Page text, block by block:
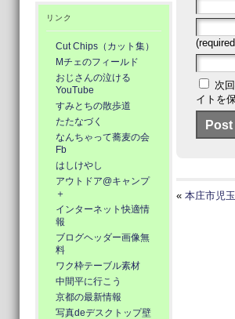
リンク
Cut Chips（カット集）
Mチェのフィールド
おじさんの泣ける
YouTube
すみとちの散歩道
たたなづく
なんちゃって蕎麦の会
Fb
はしけやし
アウトドア@キャンプ
＋
インターネット快適情
報
ブログヘッダー画像無
料
ワク枠テーブル素材
中間平に行こう
京都の最新情報
写真deデスクトップ壁
次
イトを
« 本庄市児